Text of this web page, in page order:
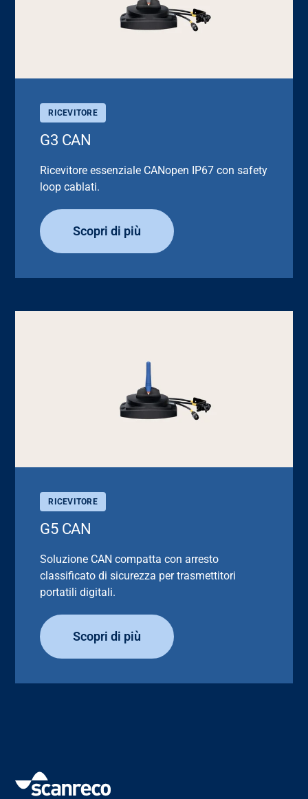
RICEVITORE
G3 CAN
Ricevitore essenziale CANopen IP67 con safety
loop cablati.
Scopri di più
RICEVITORE
G5 CAN
Soluzione CAN compatta con arresto
classificato di sicurezza per trasmettitori
portatili digitali.
Scopri di più